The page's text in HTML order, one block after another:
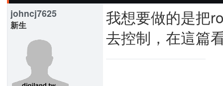
johncj7625
新生
我想要做的是把
去控制，在這篇